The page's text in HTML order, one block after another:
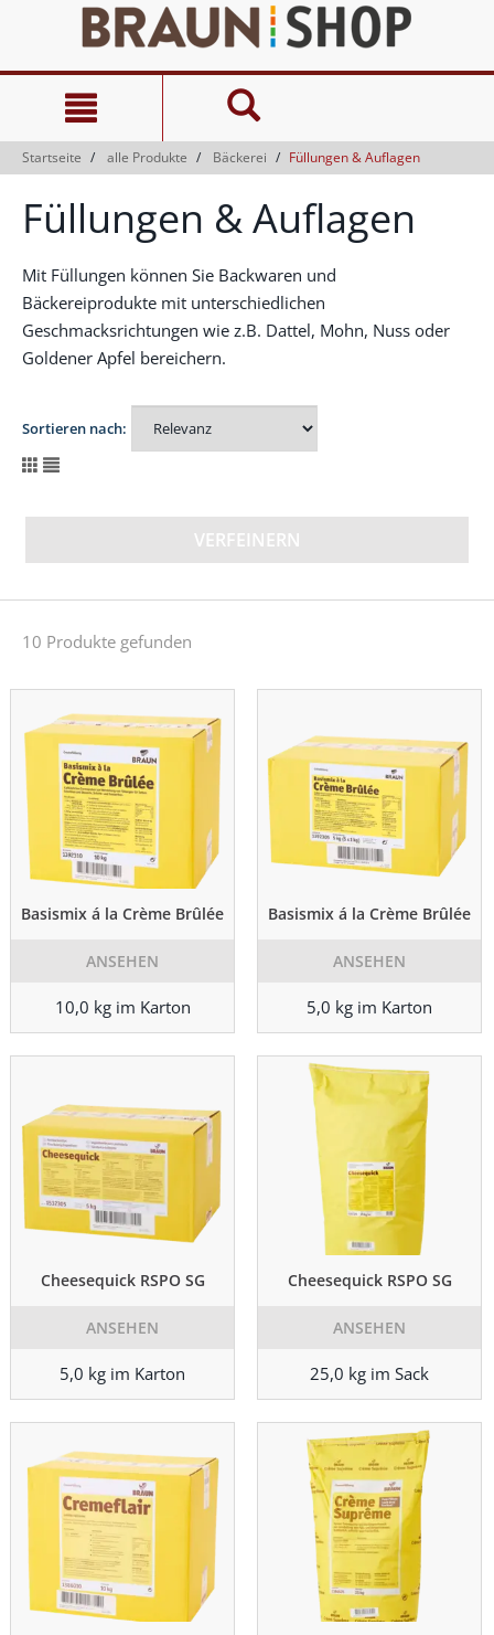
springen
Navigationsmenü
springen
Startseite alle Produkte Bäckerei Füllungen & Auflagen
Füllungen & Auflagen
Mit Füllungen können Sie Backwaren und
Bäckereiprodukte mit unterschiedlichen
Geschmacksrichtungen wie z.B. Dattel, Mohn, Nuss oder
Goldener Apfel bereichern.
Sortieren nach:
VERFEINERN
10 Produkte gefunden
Basismix á la Crème Brûlée
ANSEHEN
10,0 kg im Karton
Basismix á la Crème Brûlée
ANSEHEN
5,0 kg im Karton
Cheesequick RSPO SG
ANSEHEN
5,0 kg im Karton
Cheesequick RSPO SG
ANSEHEN
25,0 kg im Sack